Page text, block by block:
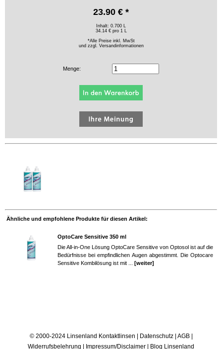
23.90 € *
Inhalt: 0.700 L
34.14 € pro 1 L
*Alle Preise inkl. MwSt
und zzgl. Versandinformationen
Menge:
Ähnliche und empfohlene Produkte für diesen Artikel:
OptoCare Sensitive 350 ml
Die All-in-One Lösung OptoCare Sensitive von Optosol ist auf die
Bedürfnisse bei empfindlichen Augen abgestimmt. Die Optocare
Sensitive Kombilösung ist mit ... [weiter]
© 2000-2024 Linsenland Kontaktlinsen | Datenschutz| AGB|
Widerrufsbelehrung | Impressum/Disclaimer | Blog Linsenland